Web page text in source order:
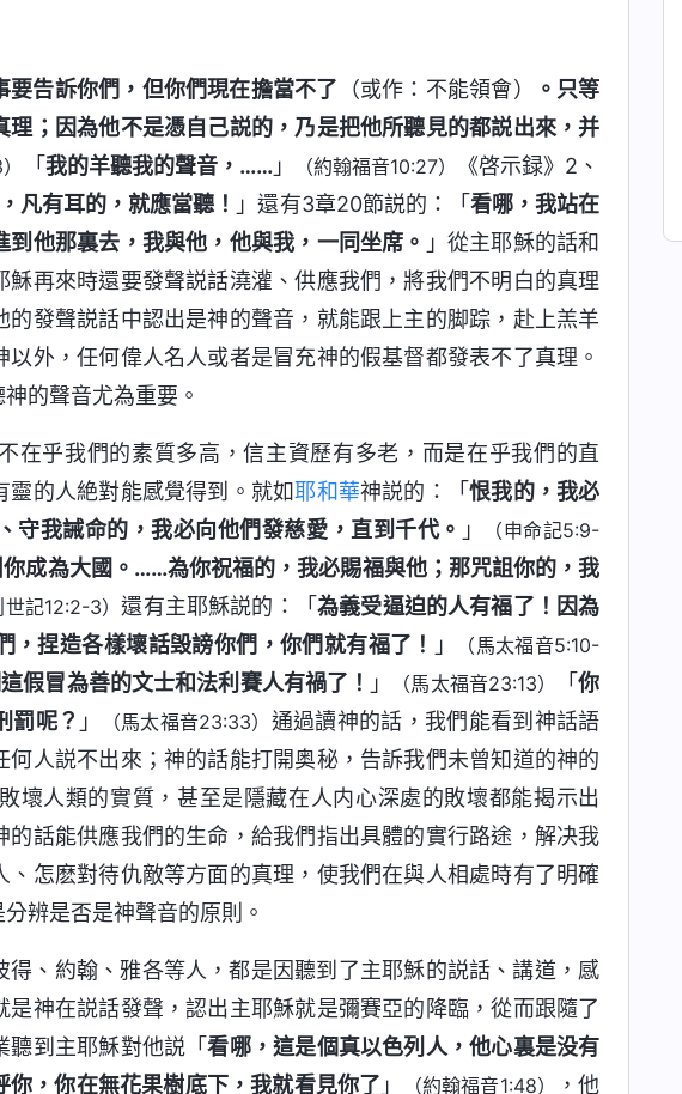
要告訴你們，但你們現在擔當不了 （或作：不能領會）
。只等
；因為他不是憑自己説的，乃是把他所聽見的都説出來，并
「 我的羊聽我的聲音，……」 （約翰福音10:27）
《啓示録》2、
凡有耳的，就應當聽！ 」還有3章20節説的：「 看哪，我站在
他那裏去，我與他，他與我，一同坐席。 」從主耶穌的話和
穌再來時還要發聲説話澆灌、供應我們，將我們不明白的真理
發聲説話中認出是神的聲音，就能跟上主的脚踪，赴上羔羊
外，任何偉人名人或者是冒充神的假基督都發表不了真理。
的聲音尤為重要。
在乎我們的素質多高，信主資歷有多老，而是在乎我們的直
靈的人絶對能感覺得到。就如耶和華神説的：「恨我的，我必
守我誡命的，我必向他們發慈愛，直到千代。 」
（申命記5:9-
成為大國。……為你祝福的，我必賜福與他；那咒詛你的，我
世記12:2-3）還有主耶穌説的：「為義受逼迫的人有福了！因為
捏造各樣壞話毁謗你們，你們就有福了！
」
（馬太福音5:10-
假冒為善的文士和法利賽人有禍了！ 」 （馬太福音23:13） 「你
罰呢？ 」 （馬太福音23:33） 通過讀神的話，我們能看到神話語
人説不出來；神的話能打開奥秘，告訴我們未曾知道的神的
壞人類的實質，甚至是隱藏在人内心深處的敗壞都能揭示出
話能供應我們的生命，給我們指出具體的實行路途，解决我
怎麽對待仇敵等方面的真理，使我們在與人相處時有了明確
辨是否是神聲音的原則。
、約翰、雅各等人，都是因聽到了主耶穌的説話、講道，感
神在説話發聲，認出主耶穌就是彌賽亞的降臨，從而跟隨了
聽到主耶穌對他説「看哪，這是個真以色列人，他心裏是没有
你，你在無花果樹底下，我就看見你了 」 （約翰福音1:48）
，他